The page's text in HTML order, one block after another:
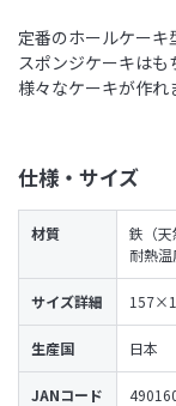
定番のホールケーキ
スポンジケーキは
様々なケーキが作れ
仕様・サイズ
材質
鉄（天
耐熱
サイズ詳細
生産国 日本
JANコード